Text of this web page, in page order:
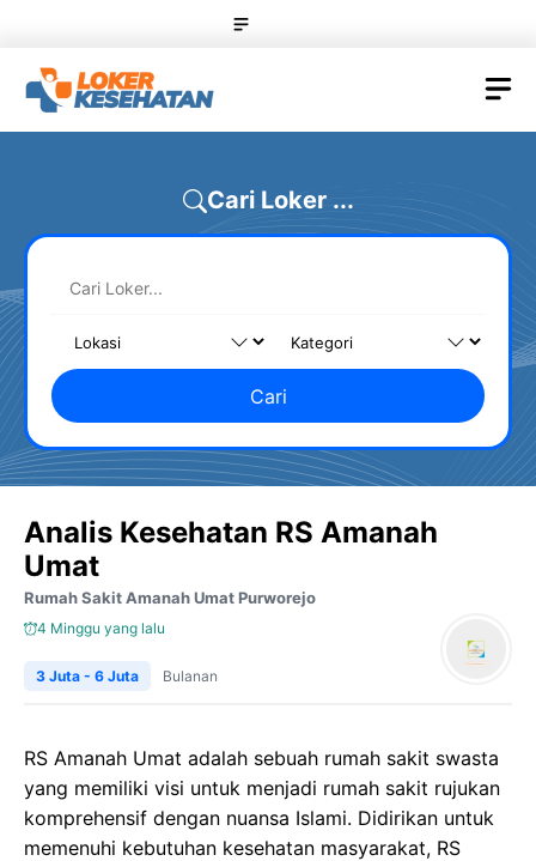
content
Cari Loker ...
Cari
Analis Kesehatan RS Amanah
Umat
Rumah Sakit Amanah Umat Purworejo
4 Minggu yang lalu
3 Juta - 6 Juta Bulanan
RS Amanah Umat adalah sebuah rumah sakit swasta
yang memiliki visi untuk menjadi rumah sakit rujukan
komprehensif dengan nuansa Islami. Didirikan untuk
memenuhi kebutuhan kesehatan masyarakat, RS